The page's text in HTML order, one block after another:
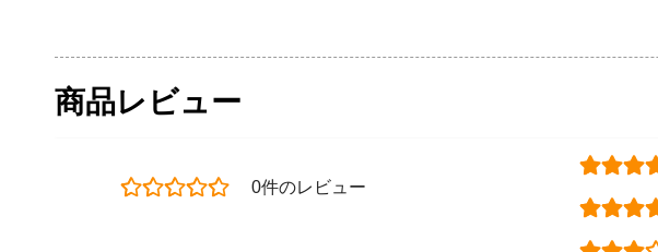
商品レビュー
0件のレビュー